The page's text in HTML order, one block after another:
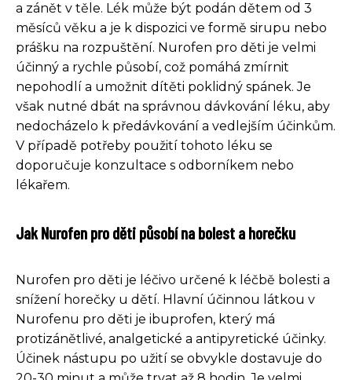
a zánět v těle. Lék může být podán dětem od 3
měsíců věku a je k dispozici ve formě sirupu nebo
prášku na rozpuštění. Nurofen pro děti je velmi
účinný a rychle působí, což pomáhá zmírnit
nepohodlí a umožnit dítěti poklidný spánek. Je
však nutné dbát na správnou dávkování léku, aby
nedocházelo k předávkování a vedlejším účinkům.
V případě potřeby použití tohoto léku se
doporučuje konzultace s odborníkem nebo
lékařem.
Jak Nurofen pro děti působí na bolest a horečku
Nurofen pro děti je léčivo určené k léčbě bolesti a
snížení horečky u dětí. Hlavní účinnou látkou v
Nurofenu pro děti je ibuprofen, který má
protizánětlivé, analgetické a antipyretické účinky.
Účinek nástupu po užití se obvykle dostavuje do